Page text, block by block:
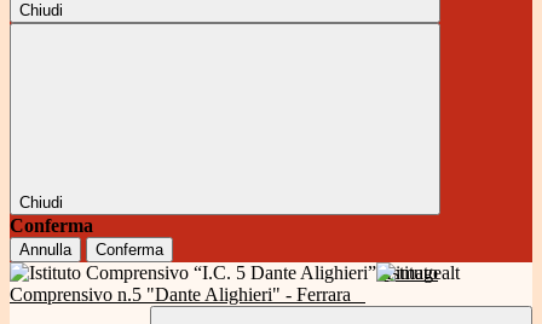
Chiudi
Chiudi
Conferma
Annulla Conferma
Istituto
Comprensivo n.5 "Dante Alighieri" - Ferrara